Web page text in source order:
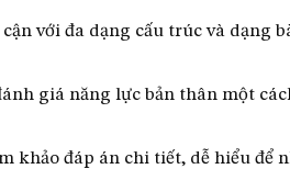
cận với đa dạng cấu trúc và dạng
giá năng lực bản thân một
khảo đáp án chi tiết, dễ hiểu để